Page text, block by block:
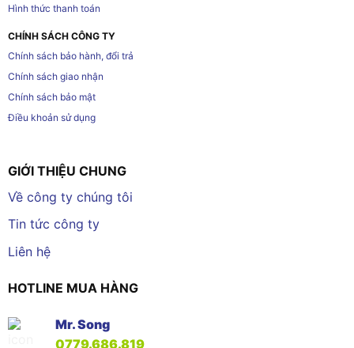
Hình thức thanh toán
CHÍNH SÁCH CÔNG TY
Chính sách bảo hành, đổi trả
Chính sách giao nhận
Chính sách bảo mật
Điều khoản sử dụng
GIỚI THIỆU CHUNG
Về công ty chúng tôi
Tin tức công ty
Liên hệ
HOTLINE MUA HÀNG
Mr. Song
0779.686.819